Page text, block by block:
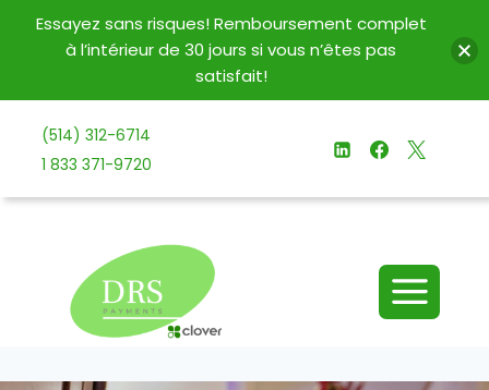
contenu
(514) 312-6714
1 833 371-9720
Essayez sans risques! Remboursement complet
à l’intérieur de 30 jours si vous n’êtes pas
satisfait!